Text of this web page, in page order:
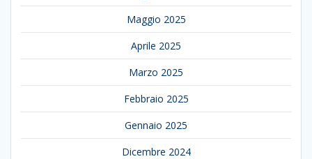
Maggio 2025
Aprile 2025
Marzo 2025
Febbraio 2025
Gennaio 2025
Dicembre 2024